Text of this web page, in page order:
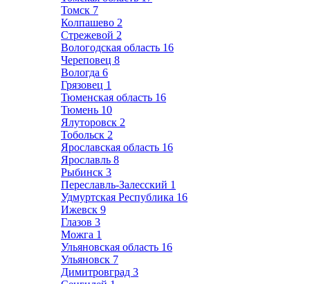
Томск 7
Колпашево 2
Стрежевой 2
Вологодская область 16
Череповец 8
Вологда 6
Грязовец 1
Тюменская область 16
Тюмень 10
Ялуторовск 2
Тобольск 2
Ярославская область 16
Ярославль 8
Рыбинск 3
Переславль-Залесский 1
Удмуртская Республика 16
Ижевск 9
Глазов 3
Можга 1
Ульяновская область 16
Ульяновск 7
Димитровград 3